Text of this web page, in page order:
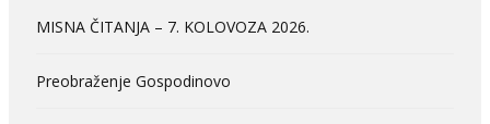
MISNA ČITANJA – 7. KOLOVOZA 2026.
Preobraženje Gospodinovo